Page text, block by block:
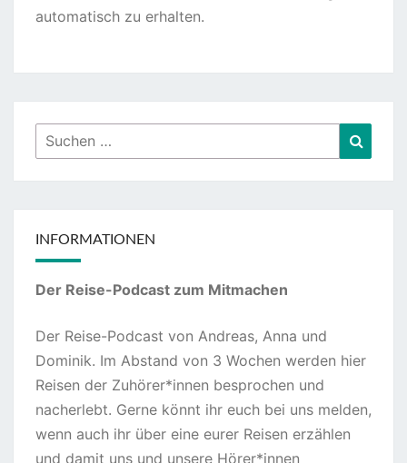
automatisch zu erhalten.
Suchen
nach:
INFORMATIONEN
Der Reise-Podcast zum Mitmachen
Der Reise-Podcast von Andreas, Anna und
Dominik. Im Abstand von 3 Wochen werden hier
Reisen der Zuhörer*innen besprochen und
nacherlebt. Gerne könnt ihr euch bei uns melden,
wenn auch ihr über eine eurer Reisen erzählen
und damit uns und unsere Hörer*innen